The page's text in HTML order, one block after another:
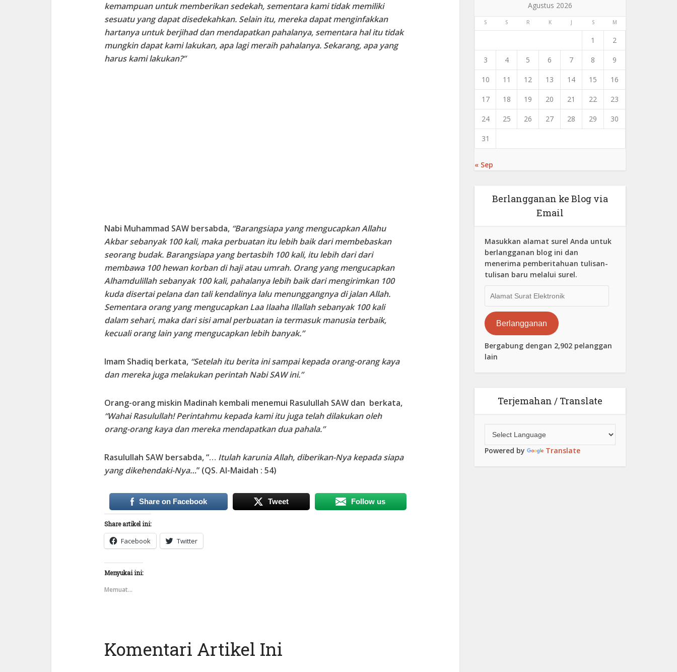
kemampuan untuk memberikan sedekah, sementara kami tidak memiliki
sesuatu yang dapat disedekahkan. Selain itu, mereka dapat menginfakkan
hartanya untuk berjihad dan mendapatkan pahalanya, sementara hal itu tidak
mungkin dapat kami lakukan, apa lagi meraih pahalanya. Sekarang, apa yang
harus kami lakukan?”
Nabi Muhammad SAW bersabda, “Barangsiapa yang mengucapkan Allahu
Akbar sebanyak 100 kali, maka perbuatan itu lebih baik dari membebaskan
seorang budak. Barangsiapa yang bertasbih 100 kali, itu lebih dari dari
membawa 100 hewan korban di haji atau umrah. Orang yang mengucapkan
Alhamdulillah sebanyak 100 kali, pahalanya lebih baik dari mengirimkan 100
kuda disertai pelana dan tali kendalinya lalu menunggangnya di jalan Allah.
Sementara orang yang mengucapkan Laa Ilaaha Illallah sebanyak 100 kali
dalam sehari, maka dari sisi amal perbuatan ia termasuk manusia terbaik,
kecuali orang lain yang mengucapkan lebih banyak.”
Imam Shadiq berkata, “Setelah itu berita ini sampai kepada orang-orang kaya
dan mereka juga melakukan perintah Nabi SAW ini.”
Orang-orang miskin Madinah kembali menemui Rasulullah SAW dan berkata,
“Wahai Rasulullah! Perintahmu kepada kami itu juga telah dilakukan oleh
orang-orang kaya dan mereka mendapatkan dua pahala.”
Rasulullah SAW bersabda, “… Itulah karunia Allah, diberikan-Nya kepada siapa
yang dikehendaki-Nya…” (QS. Al-Maidah : 54)
Share on Facebook Tweet Follow us
Share artikel ini:
Facebook Twitter
Menyukai ini:
Memuat...
Komentari Artikel Ini
Agustus 2026
S S R K J S M
1 2
3 4 5 6 7 8 9
10 11 12 13 14 15 16
17 18 19 20 21 22 23
24 25 26 27 28 29 30
31
« Sep
Berlangganan ke Blog via
Email
Masukkan alamat surel Anda untuk
berlangganan blog ini dan
menerima pemberitahuan tulisan-
tulisan baru melalui surel.
Surat
Elektronik
Berlangganan
Bergabung dengan 2,902 pelanggan
lain
Terjemahan / Translate
Powered by Translate